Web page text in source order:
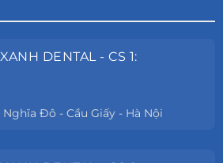
DENTAL - CS 1:
Nghĩa Đô - Cầu Giấy - Hà Nội